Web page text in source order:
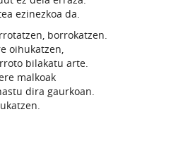
ezinezkoa da.
borrokatzen.
oihukatzen,
bilakatu arte.
malkoak
dira gaurkoan.